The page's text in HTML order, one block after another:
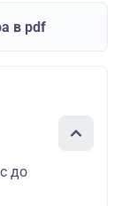
в pdf
до